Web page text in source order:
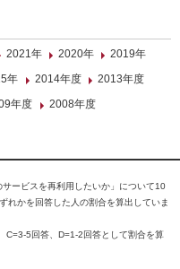
2021年 2020年
2019年
年 2014年度
2013年度
年度 2008年度
ービスを再利用したいか」について10
れかを回答した人の割合を算出していま
5回答、D=1-2回答として割合を算